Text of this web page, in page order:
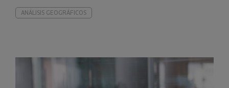
ANÁLISIS GEOGRÁFICOS